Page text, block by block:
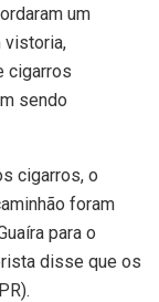
um
vistoria,
cigarros
sendo
cigarros, o
foram
para o
disse que os